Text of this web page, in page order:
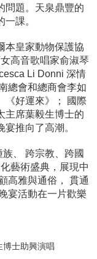
問題。天泉鼎豐的
課。
皇家動物保護協
高音歌唱家俞淑琴
Li Donni 深情
總會和總商會李如
《好運來》； 國際
主席葉毅生博士的
推向了高潮。
、 跨宗教、跨國
藝術盛典，展現中
高雅與通俗， 貫通
宴活動在一片歡樂
博士助興演唱